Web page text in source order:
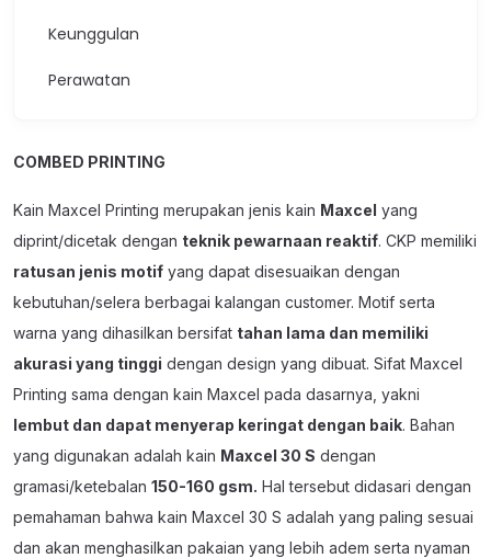
Keunggulan
Perawatan
COMBED PRINTING
Kain Maxcel Printing merupakan jenis kain Maxcel yang
diprint/dicetak dengan teknik pewarnaan reaktif. CKP memiliki
ratusan jenis motif yang dapat disesuaikan dengan
kebutuhan/selera berbagai kalangan customer. Motif serta
warna yang dihasilkan bersifat tahan lama dan memiliki
akurasi yang tinggi dengan design yang dibuat. Sifat Maxcel
Printing sama dengan kain Maxcel pada dasarnya, yakni
lembut dan dapat menyerap keringat dengan baik. Bahan
yang digunakan adalah kain Maxcel 30 S dengan
gramasi/ketebalan 150-160 gsm. Hal tersebut didasari dengan
pemahaman bahwa kain Maxcel 30 S adalah yang paling sesuai
dan akan menghasilkan pakaian yang lebih adem serta nyaman